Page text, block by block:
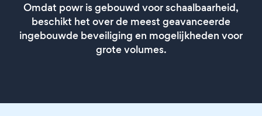
Omdat powr is gebouwd voor schaalbaarheid,
beschikt het over de meest geavanceerde
ingebouwde beveiliging en mogelijkheden voor
grote volumes.